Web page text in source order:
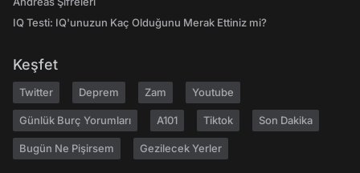
IQ Testi: IQ'unuzun Kaç Olduğunu Merak Ettiniz mi?
Keşfet
Twitter Deprem Zam Youtube
Günlük Burç Yorumları A101 Tiktok Son Dakika
Bugün Ne Pişirsem Gezilecek Yerler